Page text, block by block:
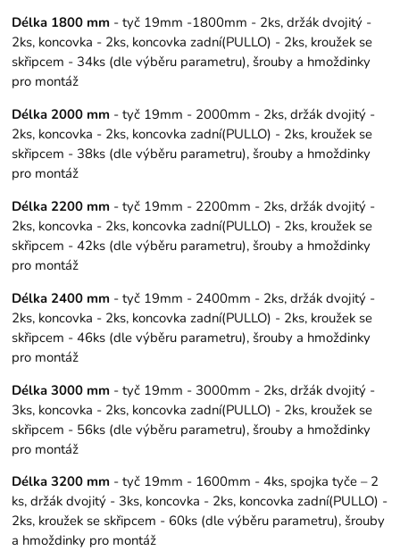
Délka 1800 mm - tyč 19mm -1800mm - 2ks, držák dvojitý -
2ks, koncovka - 2ks, koncovka zadní(PULLO) - 2ks, kroužek se
skřipcem - 34ks (dle výběru parametru), šrouby a hmoždinky
pro montáž
Délka 2000 mm - tyč 19mm - 2000mm - 2ks, držák dvojitý -
2ks, koncovka - 2ks, koncovka zadní(PULLO) - 2ks, kroužek se
skřipcem - 38ks (dle výběru parametru), šrouby a hmoždinky
pro montáž
Délka 2200 mm - tyč 19mm - 2200mm - 2ks, držák dvojitý -
2ks, koncovka - 2ks, koncovka zadní(PULLO) - 2ks, kroužek se
skřipcem - 42ks (dle výběru parametru), šrouby a hmoždinky
pro montáž
Délka 2400 mm - tyč 19mm - 2400mm - 2ks, držák dvojitý -
2ks, koncovka - 2ks, koncovka zadní(PULLO) - 2ks, kroužek se
skřipcem - 46ks (dle výběru parametru), šrouby a hmoždinky
pro montáž
Délka 3000 mm - tyč 19mm - 3000mm - 2ks, držák dvojitý -
3ks, koncovka - 2ks, koncovka zadní(PULLO) - 2ks, kroužek se
skřipcem - 56ks (dle výběru parametru), šrouby a hmoždinky
pro montáž
Délka 3200 mm - tyč 19mm - 1600mm - 4ks, spojka tyče – 2
ks, držák dvojitý - 3ks, koncovka - 2ks, koncovka zadní(PULLO) -
2ks, kroužek se skřipcem - 60ks (dle výběru parametru), šrouby
a hmoždinky pro montáž